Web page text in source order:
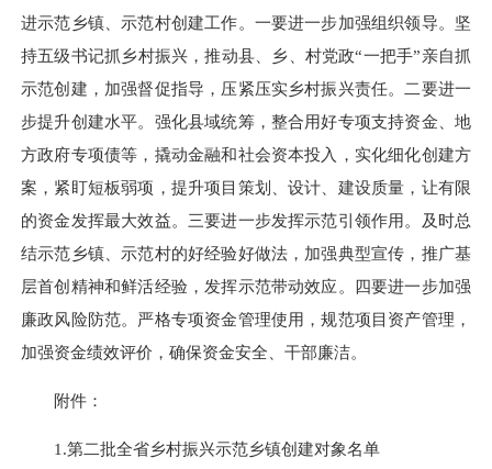
进示范乡镇、示范村创建工作。一要进一步加强组织领导。坚
持五级书记抓乡村振兴，推动县、乡、村党政“一把手”亲自抓
示范创建，加强督促指导，压紧压实乡村振兴责任。二要进一
步提升创建水平。强化县域统筹，整合用好专项支持资金、地
方政府专项债等，撬动金融和社会资本投入，实化细化创建方
案，紧盯短板弱项，提升项目策划、设计、建设质量，让有限
的资金发挥最大效益。三要进一步发挥示范引领作用。及时总
结示范乡镇、示范村的好经验好做法，加强典型宣传，推广基
层首创精神和鲜活经验，发挥示范带动效应。四要进一步加强
廉政风险防范。严格专项资金管理使用，规范项目资产管理，
加强资金绩效评价，确保资金安全、干部廉洁。
附件：
1.第二批全省乡村振兴示范乡镇创建对象名单